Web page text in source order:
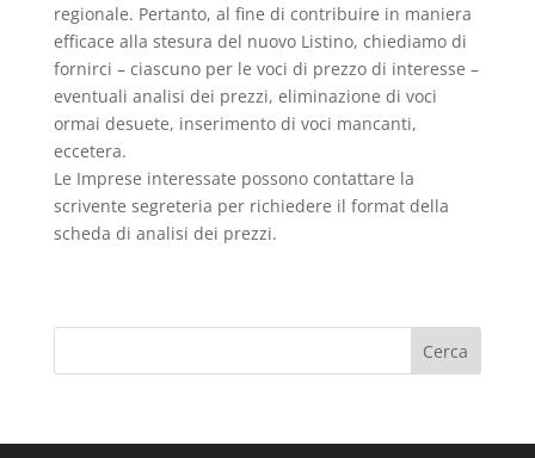
regionale. Pertanto, al fine di contribuire in maniera
efficace alla stesura del nuovo Listino, chiediamo di
fornirci – ciascuno per le voci di prezzo di interesse –
eventuali analisi dei prezzi, eliminazione di voci
ormai desuete, inserimento di voci mancanti,
eccetera.
Le Imprese interessate possono contattare la
scrivente segreteria per richiedere il format della
scheda di analisi dei prezzi.